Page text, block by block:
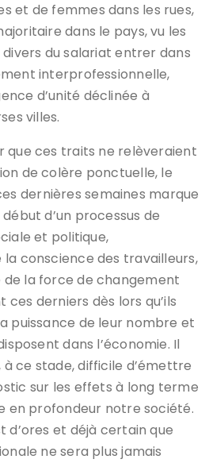
et de femmes dans les rues,
dans le pays, vu les
du salariat entrer dans
interprofessionnelle,
d’unité déclinée à
villes.
que ces traits ne relèveraient
de colère ponctuelle, le
dernières semaines marque
d’un processus de
et politique,
la conscience des travailleurs,
la force de changement
derniers dès lors qu’ils
puissance de leur nombre et
dans l’économie. Il
ce stade, difficile d’émettre
sur les effets à long terme
en profondeur notre société.
d’ores et déjà certain que
ne sera plus jamais